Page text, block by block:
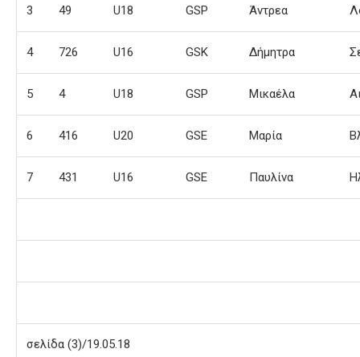
3 49 U18 GSP Άντρεα
4 726 U16 GSK Δήμητρα
5 4 U18 GSP Μικαέλα
6 416 U20 GSE Μαρία
7 431 U16 GSE Παυλίνα
σελίδα (3)/19.05.18